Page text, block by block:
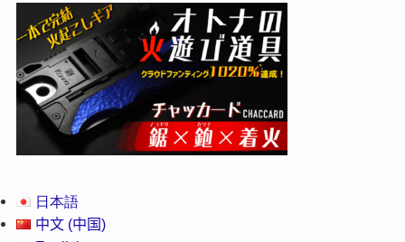
日本語
中文 (中国)